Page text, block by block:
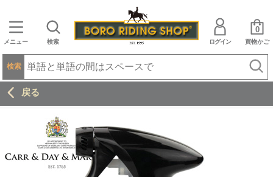
メニュー 検索 ログイン 買物かご
0
検索
戻る